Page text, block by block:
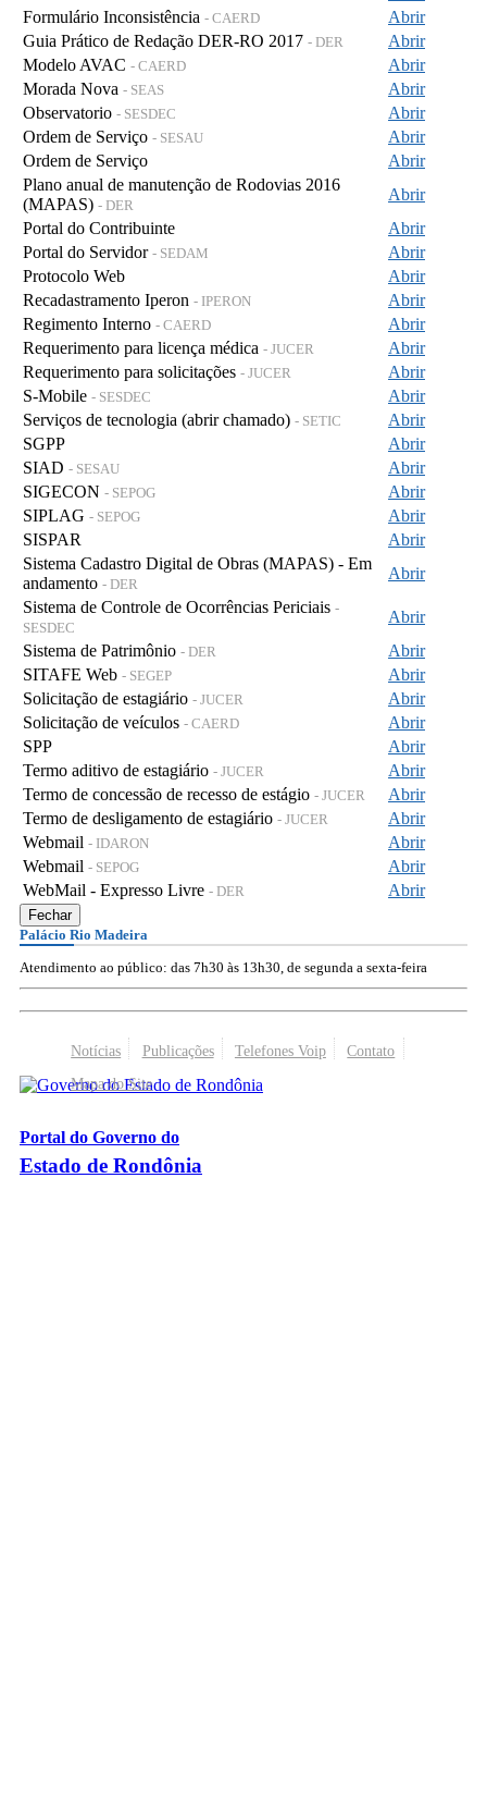
Formulário Inconsistência - CAERD
Abrir
Guia Prático de Redação DER-RO 2017 - DER
Abrir
Modelo AVAC - CAERD
Abrir
Morada Nova - SEAS
Abrir
Observatorio - SESDEC
Abrir
Ordem de Serviço - SESAU
Abrir
Ordem de Serviço
Abrir
Plano anual de manutenção de Rodovias 2016
(MAPAS) - DER
Abrir
Portal do Contribuinte
Abrir
Portal do Servidor - SEDAM
Abrir
Protocolo Web
Abrir
Recadastramento Iperon - IPERON
Abrir
Regimento Interno - CAERD
Abrir
Requerimento para licença médica - JUCER
Abrir
Requerimento para solicitações - JUCER
Abrir
S-Mobile - SESDEC
Abrir
Serviços de tecnologia (abrir chamado) - SETIC
Abrir
SGPP
Abrir
SIAD - SESAU
Abrir
SIGECON - SEPOG
Abrir
SIPLAG - SEPOG
Abrir
SISPAR
Abrir
Sistema Cadastro Digital de Obras (MAPAS) - Em
andamento - DER
Abrir
Sistema de Controle de Ocorrências Periciais -
SESDEC
Abrir
Sistema de Patrimônio - DER
Abrir
SITAFE Web - SEGEP
Abrir
Solicitação de estagiário - JUCER
Abrir
Solicitação de veículos - CAERD
Abrir
SPP
Abrir
Termo aditivo de estagiário - JUCER
Abrir
Termo de concessão de recesso de estágio - JUCER
Abrir
Termo de desligamento de estagiário - JUCER
Abrir
Webmail - IDARON
Abrir
Webmail - SEPOG
Abrir
WebMail - Expresso Livre - DER Abrir
Fechar
Palácio Rio Madeira
Atendimento ao público: das 7h30 às 13h30, de segunda a sexta-feira
Notícias Publicações Telefones Voip
Contato
Mapa do Site
Portal do Governo do
Estado de Rondônia